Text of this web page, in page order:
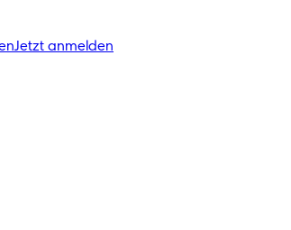
Jetzt anmelden